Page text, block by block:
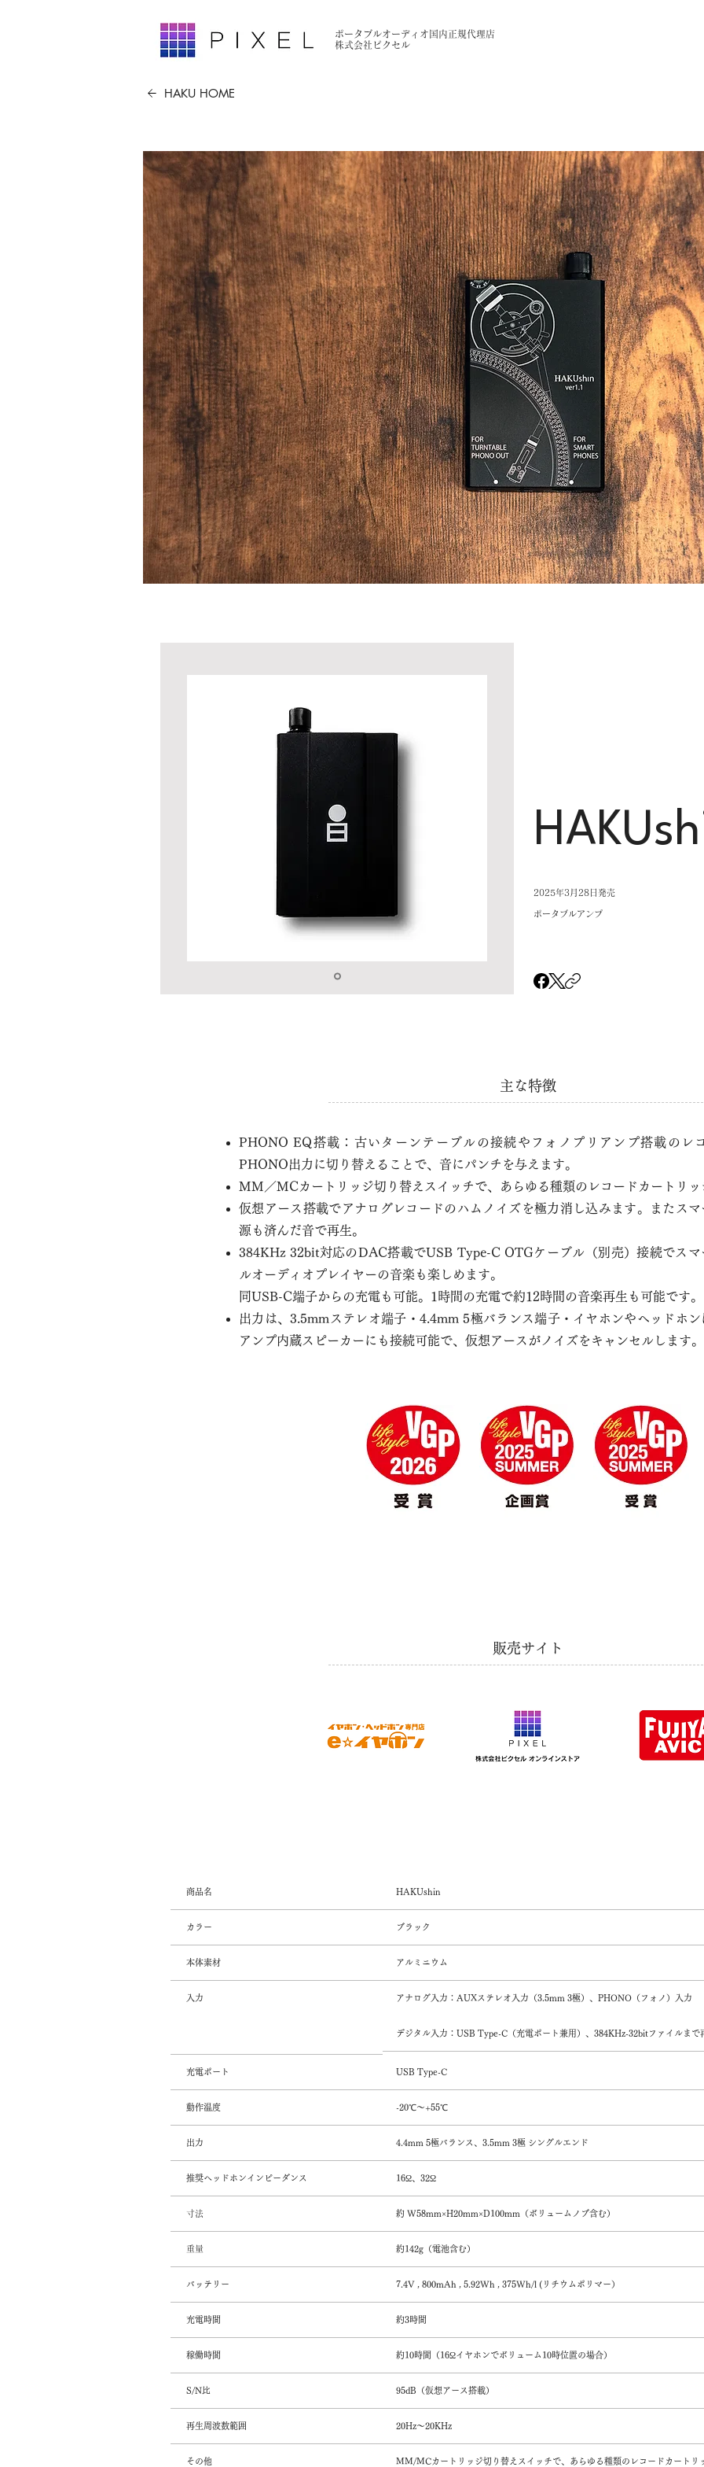
ポータブルオーディオ国内正規代理店​
​株式会社ピクセル
HAKU HOME
2025年3月28日発売
ポータブルアンプ
​主な特徴
PHONO EQ搭載：古いターンテーブルの接続やフォノプリアンプ搭載のレ
PHONO出力に切り替えることで、音にパンチを与えます。
MM／MCカートリッジ切り替えスイッチで、あらゆる種類のレコードカートリッ
仮想アース搭載でアナログレコードのハムノイズを極力消し込みます。またス
源も済んだ音で再生。
384KHz 32bit対応のDAC搭載でUSB Type-C OTGケーブル（別売）接続でスマ
ルオーディオプレイヤーの音楽も楽しめます。
同USB-C端子からの充電も可能。1時間の充電で約12時間の音楽再生も可能です。
出力は、3.5mmステレオ端子・4.4mm 5極バランス端子・イヤホンやヘッドホ
アンプ内蔵スピーカーにも接続可能で、仮想アースがノイズをキャンセルします。
​販売サイト
​商品名
カラー
本体素材
入力
充電ポート
動作温度
出力
推奨ヘッドホンインピーダンス
​寸法
​​​重量
バッテリー
充電時間
稼働時間
S/N比
再生周波数範囲
その他
HAKUshin
ブラック
アルミニウム
アナログ入力：AUXステレオ入力（3.5mm 3極）、PHONO（フォノ）入力
デジタル入力：USB Type-C（充電ポート兼用）、384KHz-32bitファイルまで
USB Type-C
-20℃～+55℃
4.4mm 5極バランス、3.5mm 3極 シングルエンド
16Ω、32Ω
約 W58mm×H20mm×D100mm（ボリュームノブ含む）
約142g（電池含む）
7.4V , 800mAh , 5.92Wh , 375Wh/l (リチウムポリマー）
約3時間
約10時間（16Ωイヤホンでボリューム10時位置の場合）
95dB（仮想アース搭載）
20Hz～20KHz
MM/MCカートリッジ切り替えスイッチで、あらゆる種類のレコードカートリ